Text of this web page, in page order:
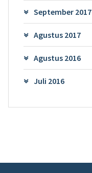
September 2017
Agustus 2017
Agustus 2016
Juli 2016